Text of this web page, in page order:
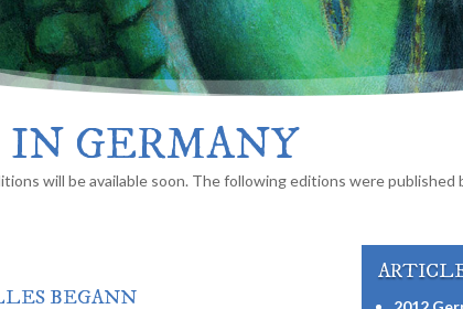
IN GERMANY
will be available soon. The following editions were published
BEGANN